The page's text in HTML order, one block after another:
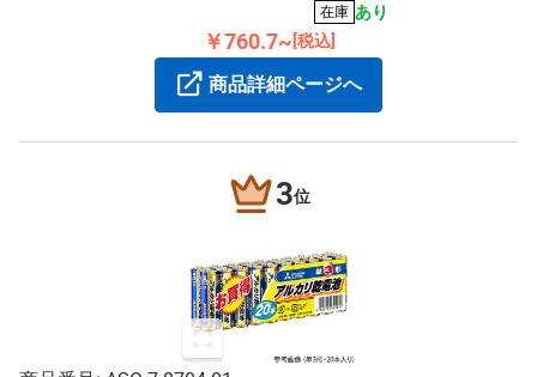
在庫 あり
￥760.7~ [税込]
商品詳細ページへ
3位